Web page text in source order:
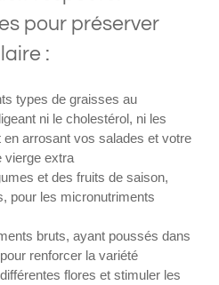
pour préserver
:
types de graisses au
ni le cholestérol, ni les
arrosant vos salades et votre
vierge extra
et des fruits de saison,
pour les micronutriments
bruts, ayant poussés dans
renforcer la variété
flores et stimuler les